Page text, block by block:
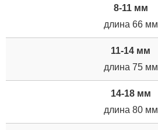
8-11 мм
длина 66 мм
11-14 мм
длина 75 мм
14-18 мм
длина 80 мм